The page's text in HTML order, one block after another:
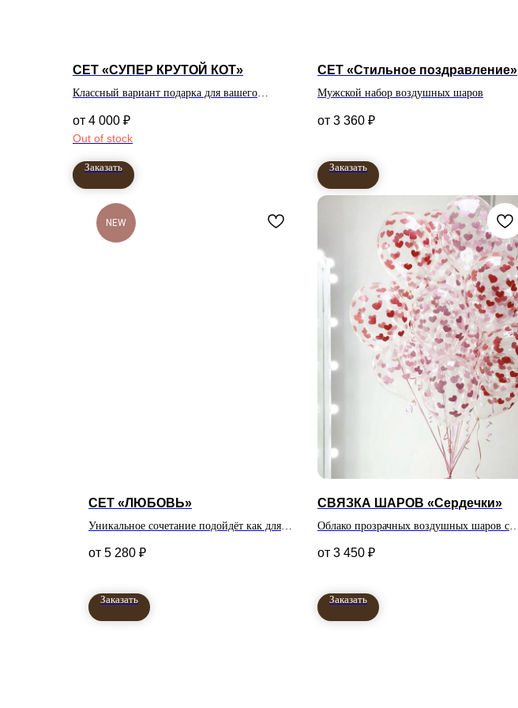
СЕТ «СУПЕР КРУТОЙ КОТ»
Классный вариант подарка для вашего
4 000 ₽
Out of stock
Заказать
СЕТ «Стильное поздравление»
Мужской набор воздушных шаров
3 360 ₽
Заказать
NEW
СЕТ «ЛЮБОВЬ»
Уникальное сочетание подойдёт как для
5 280 ₽
Заказать
СВЯЗКА ШАРОВ «Сердечки»
Облако прозрачных воздушных шаров с
3 450 ₽
Заказать